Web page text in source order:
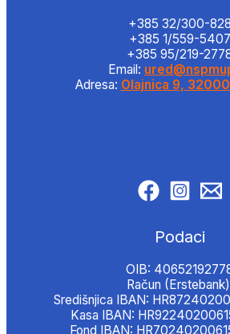
+385 32/300-828
+385 1/559-5407
+385 95/219-
Email:
Adresa: Olajnica 9,
Podaci
OIB:
Račun
Središnjica IBAN:
Kasa IBAN:
Fond IBAN: